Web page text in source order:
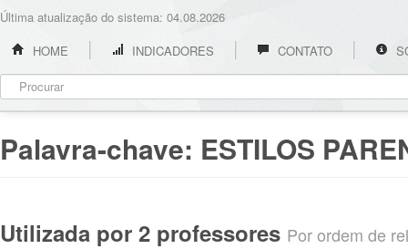
Última atualização do sistema: 04.08.2026
HOME
INDICADORES CONTATO
Palavra-chave: ESTILOS
Utilizada por 2 professores Por ordem de